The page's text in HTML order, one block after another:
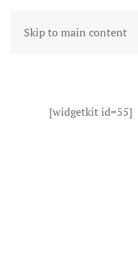
Skip to main content
[widgetkit id=55]